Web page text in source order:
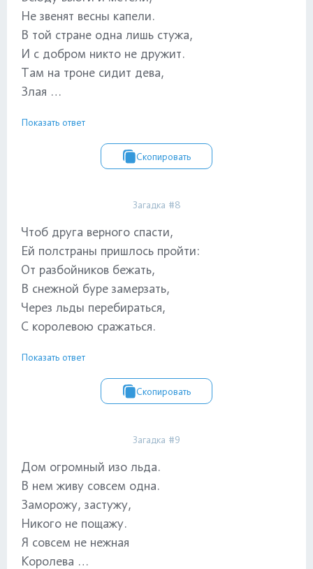
Не звенят весны капели.
В той стране одна лишь стужа,
И с добром никто не дружит.
Там на троне сидит дева,
Злая …
Показать ответ
Скопировать
Загадка #8
Чтоб друга верного спасти,
Ей полстраны пришлось пройти:
От разбойников бежать,
В снежной буре замерзать,
Через льды перебираться,
С королевою сражаться.
Показать ответ
Скопировать
Загадка #9
Дом огромный изо льда.
В нем живу совсем одна.
Заморожу, застужу,
Никого не пощажу.
Я совсем не нежная
Королева …